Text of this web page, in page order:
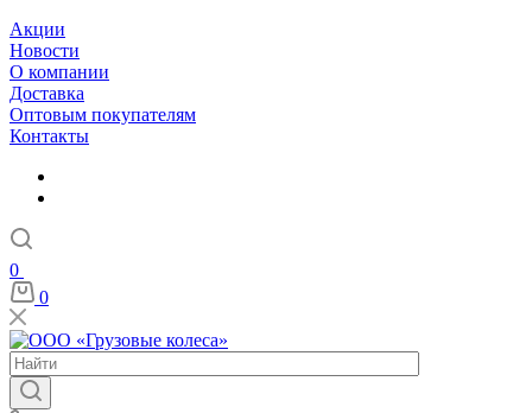
Акции
Новости
О компании
Доставка
Оптовым покупателям
Контакты
0
0